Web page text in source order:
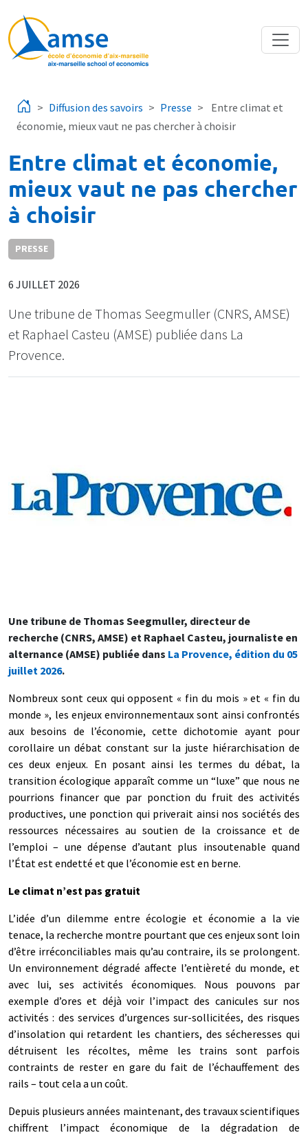
Diffusion des savoirs Presse
Entre climat et
économie, mieux vaut ne pas chercher à choisir
Entre climat et économie,
mieux vaut ne pas chercher
à choisir
PRESSE
6 JUILLET 2026
Une tribune de Thomas Seegmuller (CNRS, AMSE)
et Raphael Casteu (AMSE) publiée dans La
Provence.
Une tribune de Thomas Seegmuller, directeur de
recherche (CNRS, AMSE) et Raphael Casteu, journaliste en
alternance (AMSE) publiée dans La Provence, édition du 05
juillet 2026.
Nombreux sont ceux qui opposent « fin du mois » et « fin du
monde », les enjeux environnementaux sont ainsi confrontés
aux besoins de l’économie, cette dichotomie ayant pour
corollaire un débat constant sur la juste hiérarchisation de
ces deux enjeux. En posant ainsi les termes du débat, la
transition écologique apparaît comme un “luxe” que nous ne
pourrions financer que par ponction du fruit des activités
productives, une ponction qui priverait ainsi nos sociétés des
ressources nécessaires au soutien de la croissance et de
l’emploi – une dépense d’autant plus insoutenable quand
l’État est endetté et que l’économie est en berne.
Le climat n’est pas gratuit
L’idée d’un dilemme entre écologie et économie a la vie
tenace, la recherche montre pourtant que ces enjeux sont loin
d’être irréconciliables mais qu’au contraire, ils se prolongent.
Un environnement dégradé affecte l’entièreté du monde, et
avec lui, ses activités économiques. Nous pouvons par
exemple d’ores et déjà voir l’impact des canicules sur nos
activités : des services d’urgences sur-sollicitées, des risques
d’insolation qui retardent les chantiers, des sécheresses qui
détruisent les récoltes, même les trains sont parfois
contraints de rester en gare du fait de l’échauffement des
rails – tout cela a un coût.
Depuis plusieurs années maintenant, des travaux scientifiques
chiffrent l’impact économique de la dégradation de